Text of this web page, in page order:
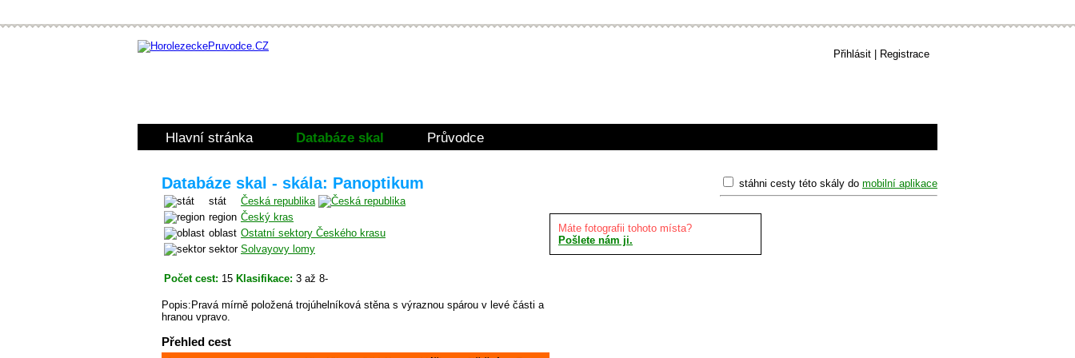
Přihlásit Registrace
Hlavní stránka Databáze skal Průvodce
stáhni cesty této skály do mobilní aplikace
Databáze skal - skála: Panoptikum
stát
Česká republika
region Český kras
oblast Ostatní sektory Českého krasu
sektor Solvayovy lomy
Počet cest: 15 Klasifikace: 3 až 8-
Popis:Pravá mírně položená trojúhelníková stěna s výraznou spárou v levé části a
hranou vpravo.
Přehled cest
Máte fotografii tohoto místa?
Pošlete nám ji.